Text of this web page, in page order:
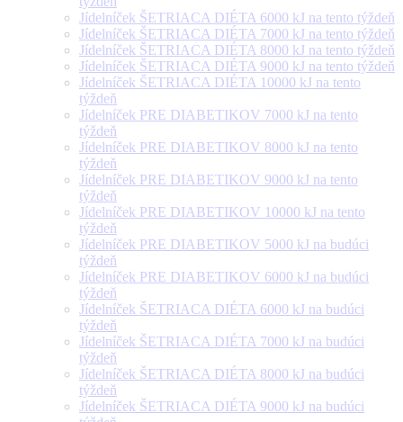
Jídelníček ŠETRIACA DIÉTA 6000 kJ na tento týždeň
Jídelníček ŠETRIACA DIÉTA 7000 kJ na tento týždeň
Jídelníček ŠETRIACA DIÉTA 8000 kJ na tento týždeň
Jídelníček ŠETRIACA DIÉTA 9000 kJ na tento týždeň
Jídelníček ŠETRIACA DIÉTA 10000 kJ na tento
týždeň
Jídelníček PRE DIABETIKOV 7000 kJ na tento
týždeň
Jídelníček PRE DIABETIKOV 8000 kJ na tento
týždeň
Jídelníček PRE DIABETIKOV 9000 kJ na tento
týždeň
Jídelníček PRE DIABETIKOV 10000 kJ na tento
týždeň
Jídelníček PRE DIABETIKOV 5000 kJ na budúci
týždeň
Jídelníček PRE DIABETIKOV 6000 kJ na budúci
týždeň
Jídelníček ŠETRIACA DIÉTA 6000 kJ na budúci
týždeň
Jídelníček ŠETRIACA DIÉTA 7000 kJ na budúci
týždeň
Jídelníček ŠETRIACA DIÉTA 8000 kJ na budúci
týždeň
Jídelníček ŠETRIACA DIÉTA 9000 kJ na budúci